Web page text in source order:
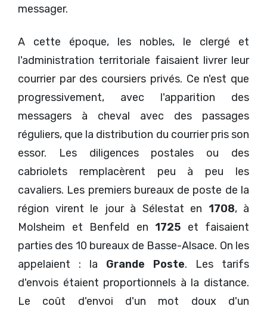
messager.
A cette époque, les nobles, le clergé et
l'administration territoriale faisaient livrer leur
courrier par des coursiers privés. Ce n'est que
progressivement, avec l'apparition des
messagers à cheval avec des passages
réguliers, que la distribution du courrier pris son
essor. Les diligences postales ou des
cabriolets remplacèrent peu à peu les
cavaliers. Les premiers bureaux de poste de la
région virent le jour à Sélestat en 1708, à
Molsheim et Benfeld en 1725 et faisaient
parties des 10 bureaux de Basse-Alsace. On les
appelaient : la Grande Poste. Les tarifs
d'envois étaient proportionnels à la distance.
Le coût d'envoi d'un mot doux d'un